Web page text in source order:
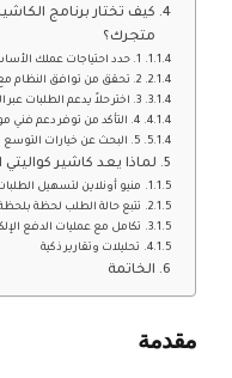
كيف تختار برنامج
متجرك؟
1. حدد احتياجات عملك الأساسية
2. تحقق من توافق النظام مع الأجهزة المتاحة لديك
3. اختر حلاً يدعم الطلبات عبر الإنترنت
4. التأكد من توفر دعم فني موثوق
5. البحث عن خيارات التوسع المستقبلي
لماذا يعد كاشير
منيو أونلاين لتسهيل
تتبع حالة الطلب لحظة
تكامل مع عمليات الدفع
تحليلات وتقارير ذكية
الخاتمة
مقدمة